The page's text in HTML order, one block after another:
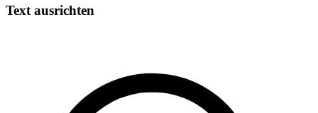
Text ausrichten